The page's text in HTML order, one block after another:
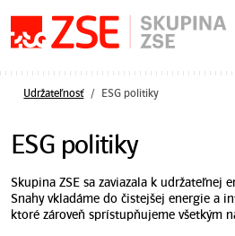
Udržateľnosť ESG politiky
ESG politiky
Skupina ZSE sa zaviazala k udržateľnej
Snahy vkladáme do čistejšej energie a
ktoré zároveň sprístupňujeme všetkým